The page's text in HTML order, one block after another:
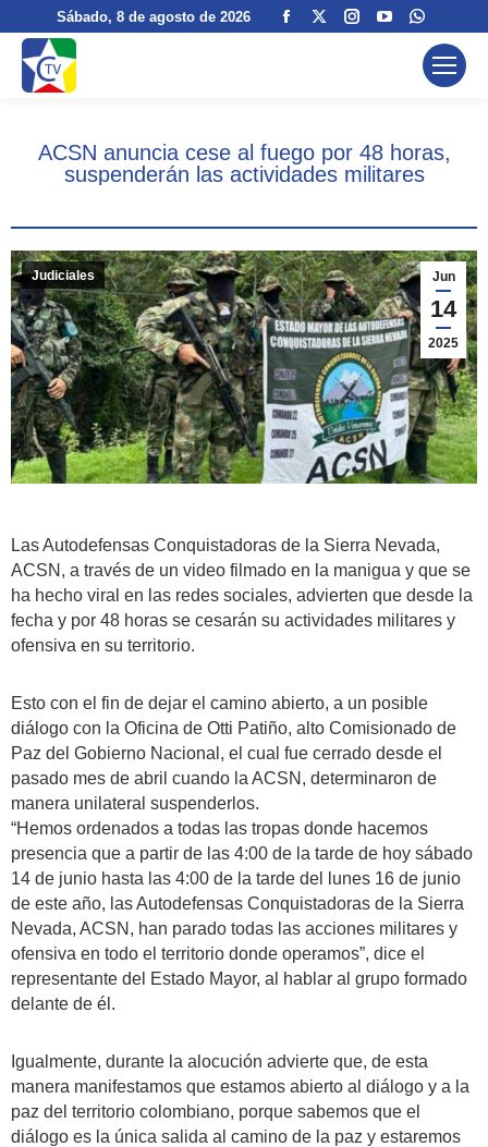
Sábado, 8 de agosto de 2026
Facebook
windowwindow
Instagram
window
YouTube
opens
window
page
opens
window
ACSN anuncia cese al fuego por 48 horas,
suspenderán las actividades militares
Jun
14
2025
Judiciales
Las Autodefensas Conquistadoras de la Sierra Nevada,
ACSN, a través de un video filmado en la manigua y que se
ha hecho viral en las redes sociales, advierten que desde la
fecha y por 48 horas se cesarán su actividades militares y
ofensiva en su territorio.
Esto con el fin de dejar el camino abierto, a un posible
diálogo con la Oficina de Otti Patiño, alto Comisionado de
Paz del Gobierno Nacional, el cual fue cerrado desde el
pasado mes de abril cuando la ACSN, determinaron de
manera unilateral suspenderlos.
“Hemos ordenados a todas las tropas donde hacemos
presencia que a partir de las 4:00 de la tarde de hoy sábado
14 de junio hasta las 4:00 de la tarde del lunes 16 de junio
de este año, las Autodefensas Conquistadoras de la Sierra
Nevada, ACSN, han parado todas las acciones militares y
ofensiva en todo el territorio donde operamos”, dice el
representante del Estado Mayor, al hablar al grupo formado
delante de él.
Igualmente, durante la alocución advierte que, de esta
manera manifestamos que estamos abierto al diálogo y a la
paz del territorio colombiano, porque sabemos que el
diálogo es la única salida al camino de la paz y estaremos